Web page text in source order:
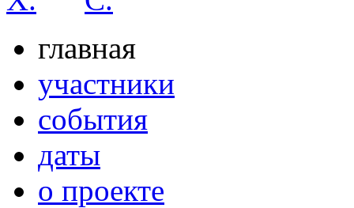
главная
участники
события
даты
о проекте